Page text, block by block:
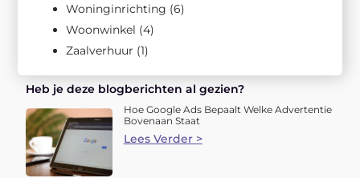
Woninginrichting (6)
Woonwinkel (4)
Zaalverhuur (1)
Heb je deze blogberichten al gezien?
Hoe Google Ads Bepaalt Welke Advertentie
Bovenaan Staat
Lees Verder >